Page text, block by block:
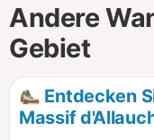
Andere
Gebiet
Entdecken
Massif